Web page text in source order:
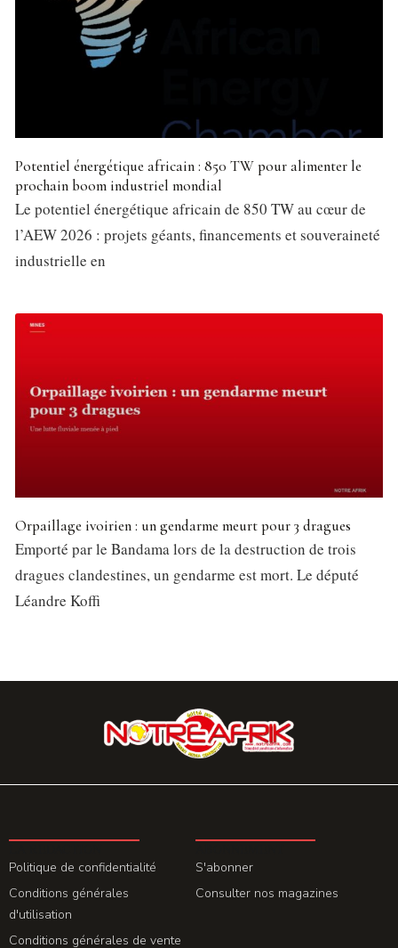
Potentiel énergétique africain : 850 TW pour alimenter le
prochain boom industriel mondial
Le potentiel énergétique africain de 850 TW au cœur de
l’AEW 2026 : projets géants, financements et souveraineté
industrielle en
Orpaillage ivoirien : un gendarme meurt pour 3 dragues
Emporté par le Bandama lors de la destruction de trois
dragues clandestines, un gendarme est mort. Le député
Léandre Koffi
Politique de confidentialité
Conditions générales
d'utilisation
Conditions générales de vente
S'abonner
Consulter nos magazines